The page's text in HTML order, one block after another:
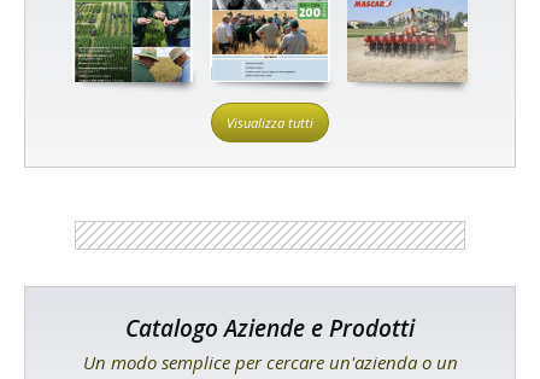
Visualizza tutti
Catalogo Aziende e Prodotti
Un modo semplice per cercare un'azienda o un